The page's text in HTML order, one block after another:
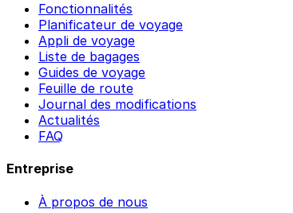
Fonctionnalités
Planificateur de voyage
Appli de voyage
Liste de bagages
Guides de voyage
Feuille de route
Journal des modifications
Actualités
FAQ
Entreprise
À propos de nous